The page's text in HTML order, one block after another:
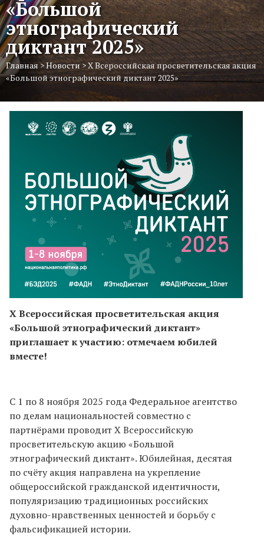
«Большой
этнографический
диктант 2025»
Главная>Новости >X Всероссийская просветительская акция
«Большой этнографический диктант 2025»
X Всероссийская просветительская акция
«Большой этнографический диктант»
приглашает к участию: отмечаем юбилей
вместе!
С 1 по 8 ноября 2025 года Федеральное агентство
по делам национальностей совместно с
партнёрами проводит X Всероссийскую
просветительскую акцию «Большой
этнографический диктант». Юбилейная, десятая
по счёту акция направлена на укрепление
общероссийской гражданской идентичности,
популяризацию традиционных российских
духовно-нравственных ценностей и борьбу с
фальсификацией истории.